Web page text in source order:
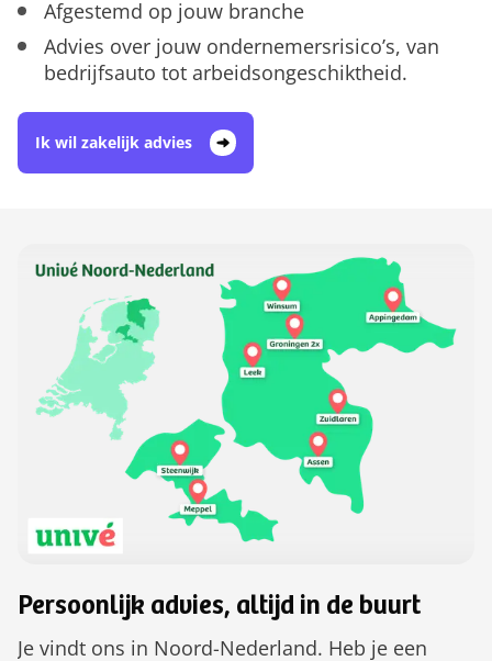
Afgestemd op jouw branche
Advies over jouw ondernemersrisico’s, van
bedrijfsauto tot arbeidsongeschiktheid.
Ik wil zakelijk advies
Persoonlijk advies, altijd in de buurt
Je vindt ons in Noord-Nederland. Heb je een